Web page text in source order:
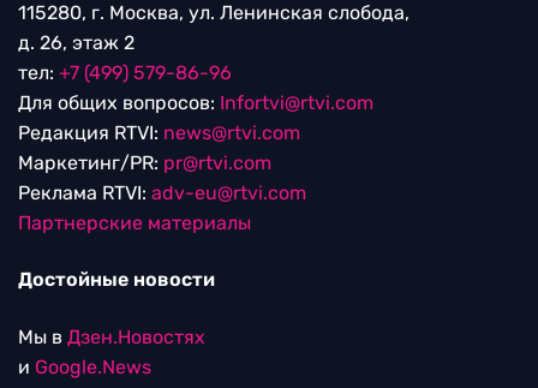
115280, г. Москва, ул. Ленинская слобода,
д. 26, этаж 2
тел: +7 (499) 579-86-96
Для общих вопросов: Infortvi@rtvi.com
Редакция RTVI: news@rtvi.com
Маркетинг/PR: pr@rtvi.com
Реклама RTVI: adv-eu@rtvi.com
Партнерские материалы
Достойные новости
Мы в Дзен.Новостях
и Google.News